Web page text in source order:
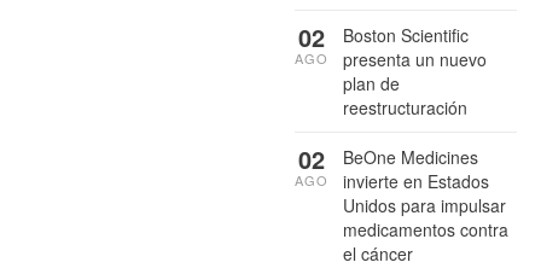
Boston Scientific
presenta un nuevo
plan de
reestructuración
02
AGO
BeOne Medicines
invierte en Estados
Unidos para impulsar
medicamentos contra
el cáncer
02
AGO